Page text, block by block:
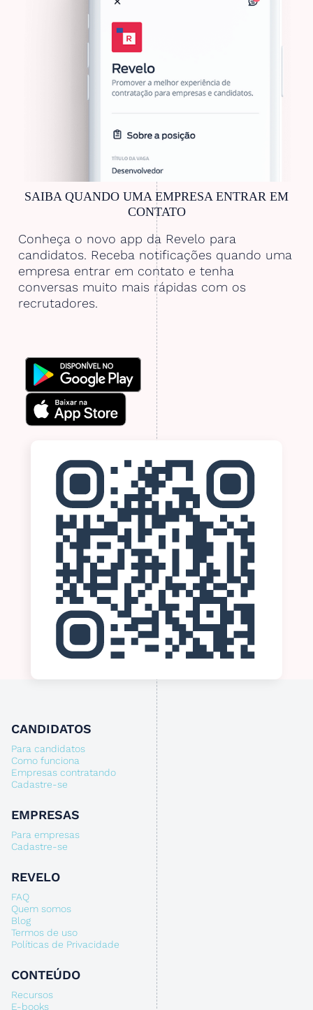
SAIBA QUANDO UMA EMPRESA ENTRAR EM
CONTATO
Conheça o novo app da Revelo para
candidatos. Receba notificações quando uma
empresa entrar em contato e tenha
conversas muito mais rápidas com os
recrutadores.
CANDIDATOS
Para candidatos
Como funciona
Empresas contratando
Cadastre-se
EMPRESAS
Para empresas
Cadastre-se
REVELO
FAQ
Quem somos
Blog
Termos de uso
Políticas de Privacidade
CONTEÚDO
Recursos
E-books